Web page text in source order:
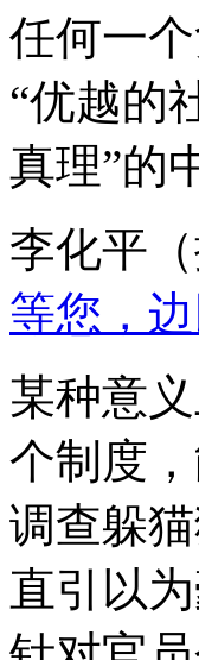
任何一
“优越的
真理”的
李化平（
等您，
某种意
个制度
调查躲
直引以